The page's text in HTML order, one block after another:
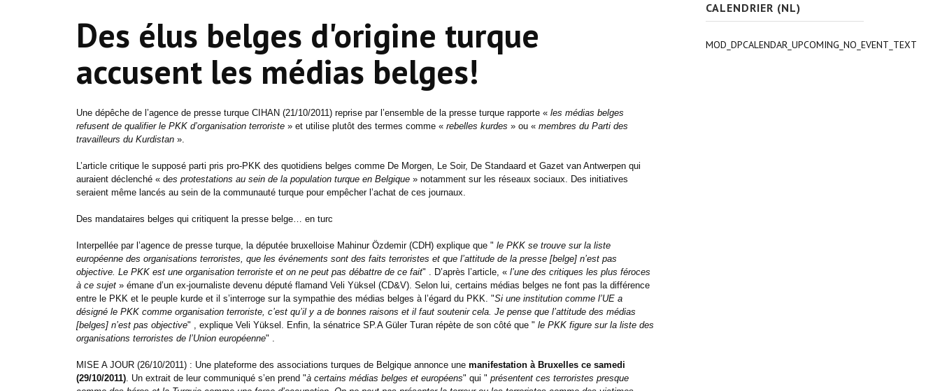
Des élus belges d'origine turque
accusent les médias belges!
Une dépêche de l’agence de presse turque CIHAN (21/10/2011) reprise par l’ensemble de la presse turque rapporte « les médias belges
refusent de qualifier le PKK d’organisation terroriste » et utilise plutôt des termes comme « rebelles kurdes » ou « membres du Parti des
travailleurs du Kurdistan ».
L’article critique le supposé parti pris pro-PKK des quotidiens belges comme De Morgen, Le Soir, De Standaard et Gazet van Antwerpen qui
auraient déclenché « des protestations au sein de la population turque en Belgique » notamment sur les réseaux sociaux. Des initiatives
seraient même lancés au sein de la communauté turque pour empêcher l’achat de ces journaux.
Des mandataires belges qui critiquent la presse belge… en turc
Interpellée par l’agence de presse turque, la députée bruxelloise Mahinur Özdemir (CDH) explique que " le PKK se trouve sur la liste
européenne des organisations terroristes, que les événements sont des faits terroristes et que l’attitude de la presse [belge] n’est pas
objective. Le PKK est une organisation terroriste et on ne peut pas débattre de ce fait" . D’après l’article, « l’une des critiques les plus féroces
à ce sujet » émane d’un ex-journaliste devenu député flamand Veli Yüksel (CD&V). Selon lui, certains médias belges ne font pas la différence
entre le PKK et le peuple kurde et il s’interroge sur la sympathie des médias belges à l’égard du PKK. "Si une institution comme l’UE a
désigné le PKK comme organisation terroriste, c’est qu’il y a de bonnes raisons et il faut soutenir cela. Je pense que l’attitude des médias
[belges] n’est pas objective" , explique Veli Yüksel. Enfin, la sénatrice SP.A Güler Turan répète de son côté que " le PKK figure sur la liste des
organisations terroristes de l’Union européenne" .
MISE A JOUR (26/10/2011) : Une plateforme des associations turques de Belgique annonce une manifestation à Bruxelles ce samedi
(29/10/2011). Un extrait de leur communiqué s’en prend "à certains médias belges et européens" qui " présentent ces terroristes presque
CALENDRIER (NL)
MOD_DPCALENDAR_UPCOMING_NO_EVENT_TEXT